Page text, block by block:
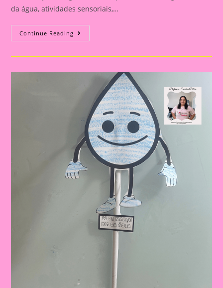
da água, atividades sensoriais,…
Continue Reading 22
DE
DIA
ATIVIDADE
EDUCAÇÃO
INFANTIL